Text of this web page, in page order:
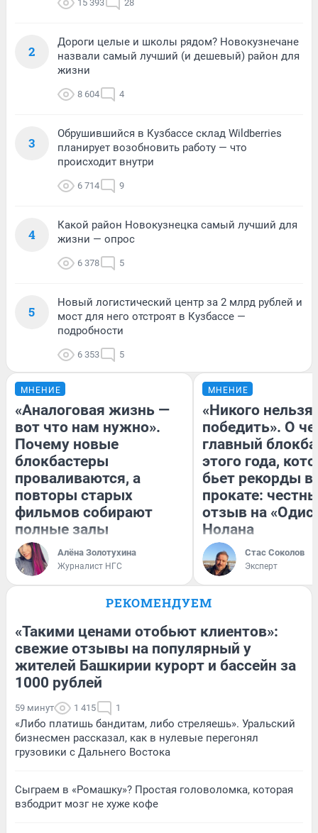
15 393 28
2
Дороги целые и школы рядом? Новокузнечане
назвали самый лучший (и дешевый) район для
жизни
8 604 4
3
Обрушившийся в Кузбассе склад Wildberries
планирует возобновить работу — что
происходит внутри
6 714 9
4
Какой район Новокузнецка самый лучший для
жизни — опрос
6 378 5
5
Новый логистический центр за 2 млрд рублей и
мост для него отстроят в Кузбассе —
подробности
6 353 5
МНЕНИЕ
«Аналоговая жизнь —
вот что нам нужно».
Почему новые
блокбастеры
проваливаются, а
повторы старых
фильмов собирают
полные залы
Алёна Золотухина
Журналист НГС
МНЕНИЕ
«Никого нельзя
победить». О
главный
этого года,
бьет рекорды в
прокате:
отзыв на
Нолана
Стас Соколов
Эксперт
РЕКОМЕНДУЕМ
«Такими ценами отобьют клиентов»:
свежие отзывы на популярный у
жителей Башкирии курорт и бассейн за
1000 рублей
59 минут 1 415 1
«Либо платишь бандитам, либо стреляешь». Уральский
бизнесмен рассказал, как в нулевые перегонял
грузовики с Дальнего Востока
Сыграем в «Ромашку»? Простая головоломка, которая
взбодрит мозг не хуже кофе